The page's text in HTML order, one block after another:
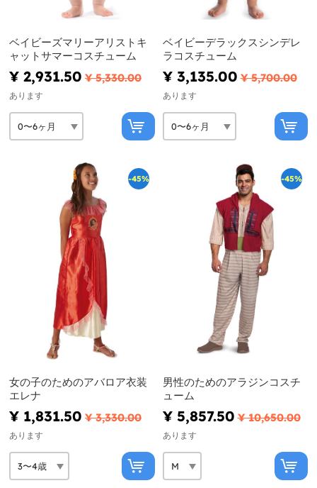
ベイビーズマリーアリストキ
ャットサマーコスチューム
¥ 2,931.50 ¥ 5,330.00
あります
ベイビーデラックスシンデレ
ラコスチューム
¥ 3,135.00 ¥ 5,700.00
あります
-45%
女の子のためのアバロア衣装
エレナ
¥ 1,831.50 ¥ 3,330.00
あります
-45%
男性のためのアラジンコスチ
ューム
¥ 5,857.50 ¥ 10,650.00
あります